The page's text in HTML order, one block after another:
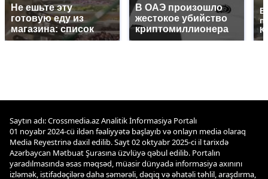
Не ешьте эту
готовую еду из
магазина: список
В ОАЭ произошло
жестокое убийство
криптомиллионера
Saytın adı: Crossmedia.az Analitik İnformasiya Portalı
01 noyabr 2024-cü ildən fəaliyyətə başlayıb və onlayn media olaraq
Media Reyestrinə daxil edilib. Sayt 02 oktyabr 2025-ci il tarixdə
Azərbaycan Mətbuat Şurasına üzvlüyə qəbul edilib. Portalın
yaradılmasında əsas məqsəd, müasir dünyada informasiya axınını
izləmək, istifadəçilərə daha səmərəli, dəqiq və əhatəli təhlil, araşdırma,